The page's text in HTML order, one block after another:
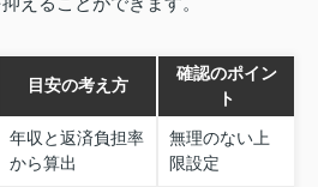
目安の考え方
確認のポイン
ト
年収と返済負担率
から算出
無理のない上
限設定